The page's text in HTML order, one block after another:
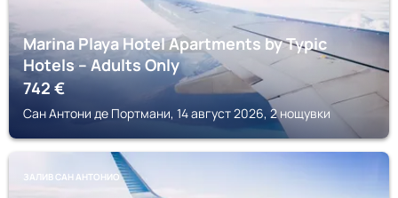
Marina Playa Hotel Apartments by Typic
Hotels – Adults Only
742€
Сан Антони де Портмани, 14 август 2026, 2 нощувки
ЗАЛИВ САН АНТОНИО